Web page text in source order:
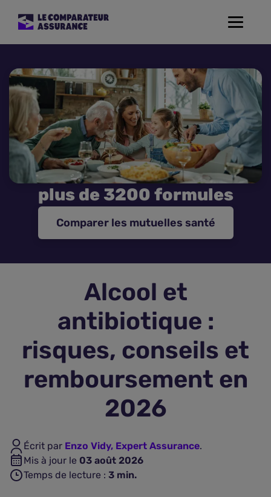
Toggle
Mutuelle Santé
Assurance Moto
Assurance Habitation
Assurance de prêt
Assurance Animaux
Plus d'assurances
plus de 3200 formules
Comparer les mutuelles santé
Alcool et
antibiotique :
risques, conseils et
remboursement en
2026
Écrit par Enzo Vidy, Expert Assurance.
Mis à jour le 03 août 2026
Temps de lecture : 3 min.